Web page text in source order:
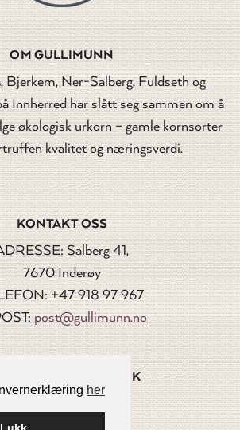
her
OM GULLIMUNN
Bjerkem, Ner-Salberg, Fuldseth og
Innherred har slått seg sammen om å
økologisk urkorn – gamle kornsorter
kvalitet og næringsverdi.
KONTAKT OSS
Salberg 41,
7670 Inderøy
+47 918 97 967
post@gullimunn.no
OSS PÅ FACEBOOK